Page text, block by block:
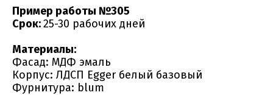
Пример работы №305
Срок:25-30 рабочих дней
Материалы:
Фасад: МДФ эмаль
Корпус: ЛДСП Egger белый базовый
Фурнитура: blum